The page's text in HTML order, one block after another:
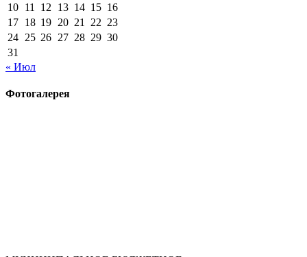
10 11 12 13 14 15 16
17 18 19 20 21 22 23
24 25 26 27 28 29 30
31
« Июл
Фотогалерея